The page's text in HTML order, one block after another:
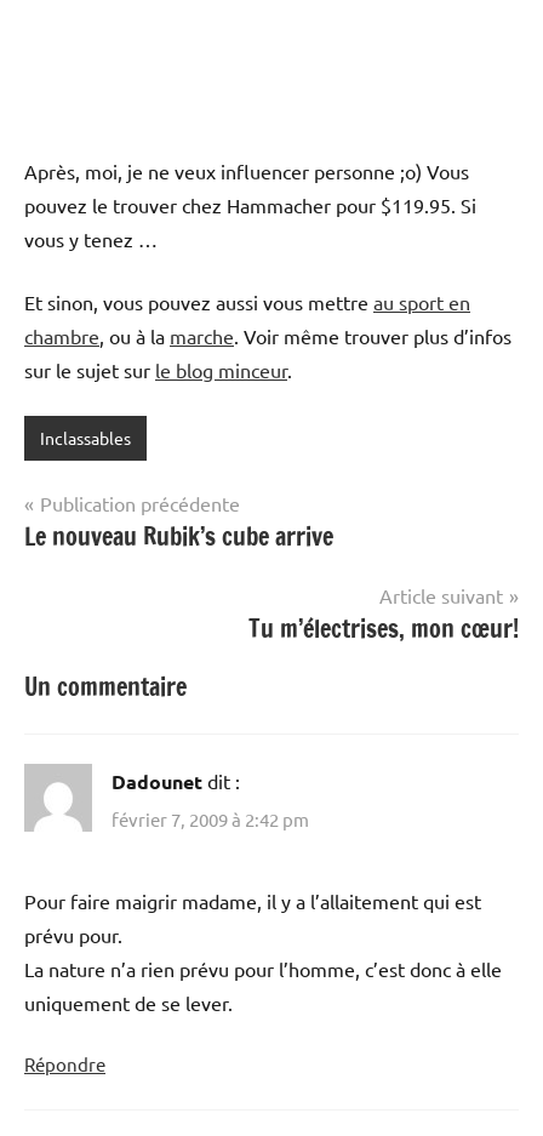
Après, moi, je ne veux influencer personne ;o) Vous
pouvez le trouver chez Hammacher pour $119.95. Si
vous y tenez …
Et sinon, vous pouvez aussi vous mettre au sport en
chambre , ou à la marche . Voir même trouver plus d’infos
sur le sujet sur le blog minceur.
Inclassables
Navigation
de
Publication précédente
Le nouveau Rubik’s cube arrive
Article suivant
Tu m’électrises, mon cœur!
Un commentaire
Dadounet dit :
février 7, 2009 à 2:42 pm
Pour faire maigrir madame, il y a l’allaitement qui est
prévu pour.
La nature n’a rien prévu pour l’homme, c’est donc à elle
uniquement de se lever.
Répondre